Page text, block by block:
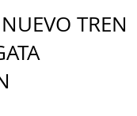
TREN